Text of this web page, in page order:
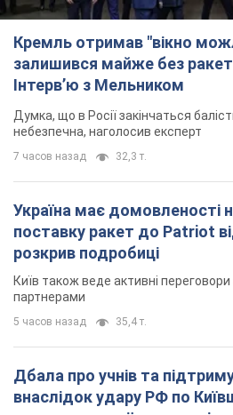
Кремль отримав "вікно
залишився майже без ракет:
Інтерв’ю з Мельником
Думка, що в Росії закінчаться
небезпечна, наголосив експерт
7 часов назад 32,3 т.
Україна має домовленості
поставку ракет до Patriot
розкрив подробиці
Київ також веде активні
партнерами
5 часов назад 35,4 т.
Дбала про учнів та
внаслідок удару РФ по